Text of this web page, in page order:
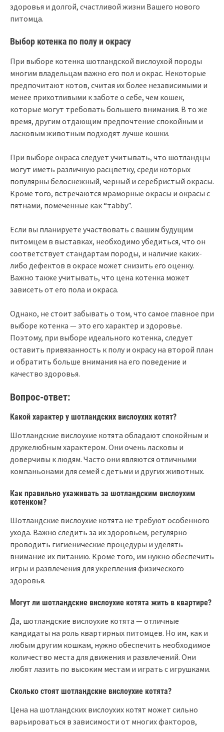
здоровья и долгой, счастливой жизни Вашего нового
питомца.
Выбор котенка по полу и окрасу
При выборе котенка шотландской вислоухой породы
многим владельцам важно его пол и окрас. Некоторые
предпочитают котов, считая их более независимыми и
менее прихотливыми к заботе о себе, чем кошек,
которые могут требовать большего внимания. В то же
время, другим отдающим предпочтение спокойным и
ласковым животным подходят лучше кошки.
При выборе окраса следует учитывать, что шотландцы
могут иметь различную расцветку, среди которых
популярны белоснежный, черный и серебристый окрасы.
Кроме того, встречаются мраморные окрасы и окрасы с
пятнами, помеченные как “тabby”.
Если вы планируете участвовать с вашим будущим
питомцем в выставках, необходимо убедиться, что он
соответствует стандартам породы, и наличие каких-
либо дефектов в окрасе может снизить его оценку.
Важно также учитывать, что цена котенка может
зависеть от его пола и окраса.
Однако, не стоит забывать о том, что самое главное при
выборе котенка — это его характер и здоровье.
Поэтому, при выборе идеального котенка, следует
оставить привязанность к полу и окрасу на второй план
и обратить больше внимания на его поведение и
качество здоровья.
Вопрос-ответ:
Какой характер у шотландских вислоухих котят?
Шотландские вислоухие котята обладают спокойным и
дружелюбным характером. Они очень ласковы и
доверчивы к людям. Часто они являются отличными
компаньонами для семей с детьми и других животных.
Как правильно ухаживать за шотландским вислоухим
котенком?
Шотландские вислоухие котята не требуют особенного
ухода. Важно следить за их здоровьем, регулярно
проводить гигиенические процедуры и уделять
внимание их питанию. Кроме того, им нужно обеспечить
игры и развлечения для укрепления физического
здоровья.
Могут ли шотландские вислоухие котята жить в квартире?
Да, шотландские вислоухие котята — отличные
кандидаты на роль квартирных питомцев. Но им, как и
любым другим кошкам, нужно обеспечить необходимое
количество места для движения и развлечений. Они
любят лазить по высоким местам и играть с игрушками.
Сколько стоят шотландские вислоухие котята?
Цена на шотландских вислоухих котят может сильно
варьироваться в зависимости от многих факторов,